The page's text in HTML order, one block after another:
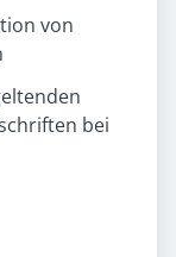
von
bei